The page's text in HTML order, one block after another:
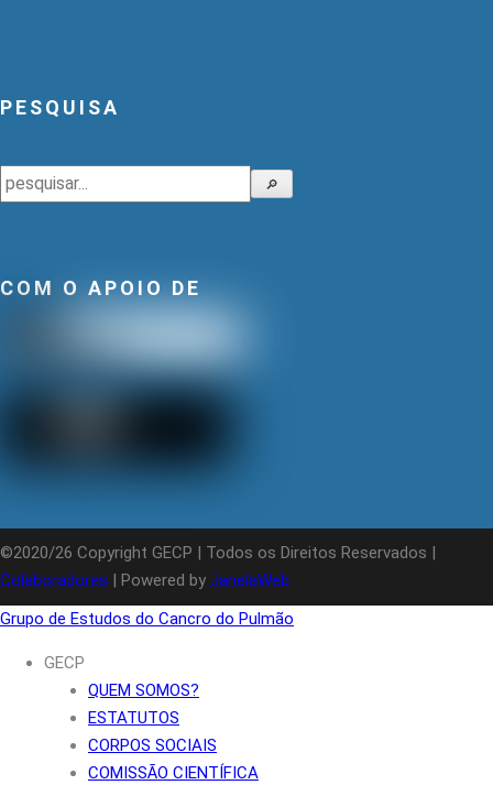
PESQUISA
Pesquisar 🔎
COM O APOIO DE
©2020/26 Copyright GECP | Todos os Direitos Reservados |
Colaboradores | Powered by JanelaWeb
Grupo de Estudos do Cancro do Pulmão
GECP
QUEM SOMOS?
ESTATUTOS
CORPOS SOCIAIS
COMISSÃO CIENTÍFICA